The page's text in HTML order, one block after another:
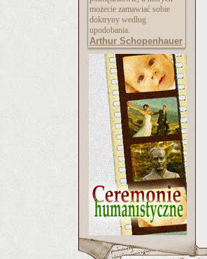
możecie zamawiać sobie
doktryny według
upodobania.
Arthur Schopenhauer